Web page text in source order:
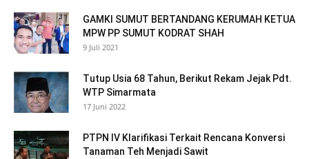
GAMKI SUMUT BERTANDANG KERUMAH KETUA
MPW PP SUMUT KODRAT SHAH
9 Juli 2021
Tutup Usia 68 Tahun, Berikut Rekam Jejak Pdt.
WTP Simarmata
17 Juni 2022
PTPN IV Klarifikasi Terkait Rencana Konversi
Tanaman Teh Menjadi Sawit